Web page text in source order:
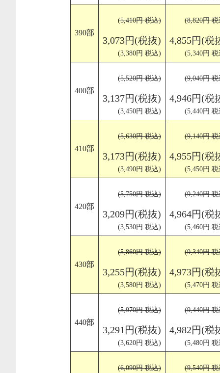
390部
(5,410円 税込)
3,073円(税抜)
(3,380円 税込)
(8,820円
4,855円(税
(5,340円
400部
(5,520円 税込)
3,137円(税抜)
(3,450円 税込)
(9,040円
4,946円(税
(5,440円
410部
(5,630円 税込)
3,173円(税抜)
(3,490円 税込)
(9,140円
4,955円(税
(5,450円
420部
(5,750円 税込)
3,209円(税抜)
(3,530円 税込)
(9,240円
4,964円(税
(5,460円
430部
(5,860円 税込)
3,255円(税抜)
(3,580円 税込)
(9,340円
4,973円(税
(5,470円
440部
(5,970円 税込)
3,291円(税抜)
(3,620円 税込)
(9,440円
4,982円(税
(5,480円
(6,090円 税込) (9,540円